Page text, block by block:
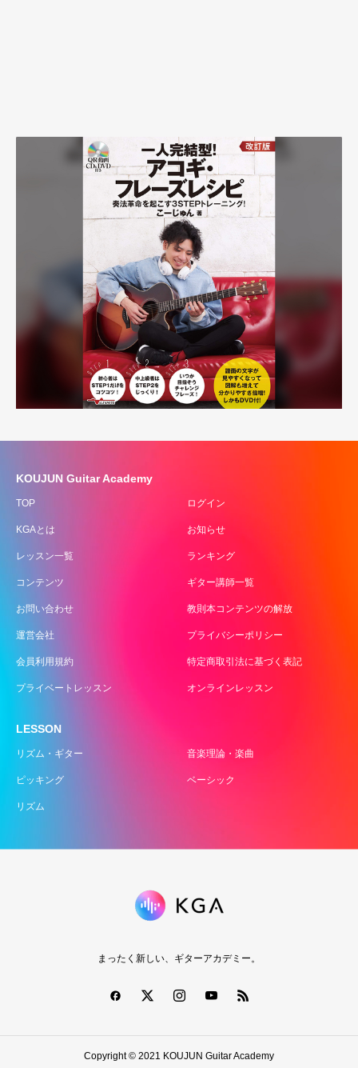
KOUJUN Guitar Academy
TOP ログイン
KGAとは お知らせ
レッスン一覧 ランキング
コンテンツ ギター講師一覧
お問い合わせ 教則本コンテンツの解放
運営会社 プライバシーポリシー
会員利用規約 特定商取引法に基づく表記
プライベートレッスン オンラインレッスン
LESSON
リズム・ギター 音楽理論・楽曲
ピッキング ベーシック
リズム
まったく新しい、ギターアカデミー。
Copyright © 2021 KOUJUN Guitar Academy